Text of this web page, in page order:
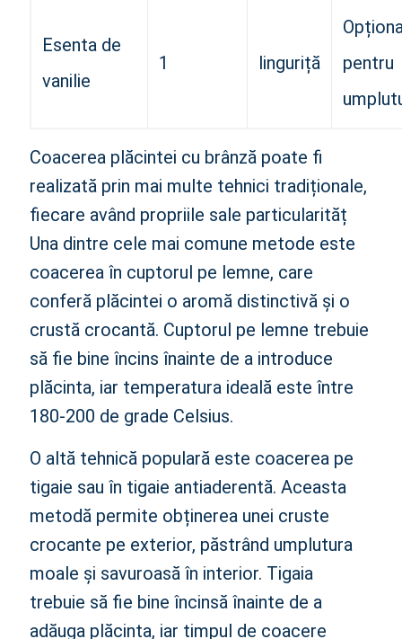
Esenta de
vanilie
1 linguriță
pentru
Coacerea plăcintei cu brânză poate fi
realizată prin mai multe tehnici tradiționale,
fiecare având propriile sale particularităț
Una dintre cele mai comune metode este
coacerea în cuptorul pe lemne, care
conferă plăcintei o aromă distinctivă și o
crustă crocantă. Cuptorul pe lemne trebuie
să fie bine încins înainte de a introduce
plăcinta, iar temperatura ideală este între
180-200 de grade Celsius.
O altă tehnică populară este coacerea pe
tigaie sau în tigaie antiaderentă. Aceasta
metodă permite obținerea unei cruste
crocante pe exterior, păstrând umplutura
moale și savuroasă în interior. Tigaia
trebuie să fie bine încinsă înainte de a
adăuga plăcinta, iar timpul de coacere